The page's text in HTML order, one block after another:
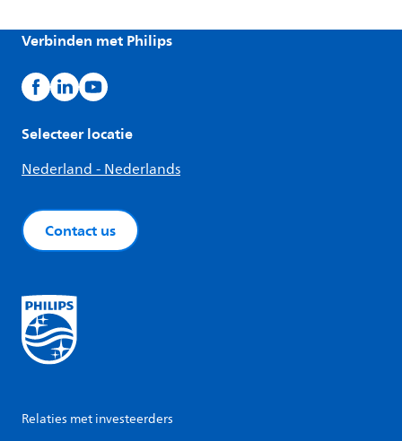
Verbinden met Philips
Selecteer locatie
Nederland - Nederlands
Contact us
Relaties met investeerders